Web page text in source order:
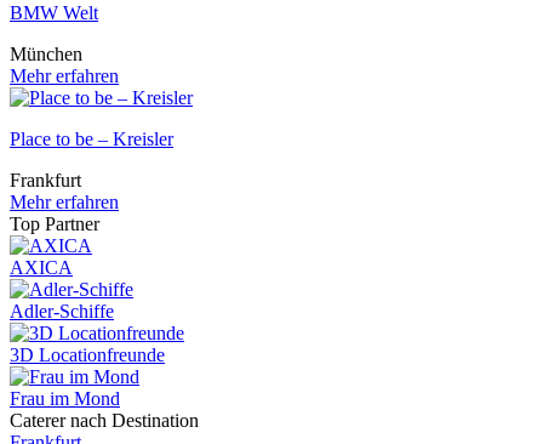
BMW Welt
München
Mehr erfahren
Place to be – Kreisler
Frankfurt
Mehr erfahren
Top Partner
AXICA
Adler-Schiffe
3D Locationfreunde
Frau im Mond
Caterer nach Destination